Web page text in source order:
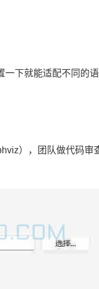
一下就能适配不同的语
），团队做代码审